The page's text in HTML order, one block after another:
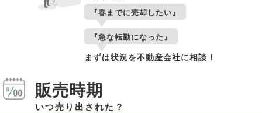
『春までに売却したい』
『急な転勤になった』
まずは状況を不動産会社に相談！
販売時期
いつ売り出された？